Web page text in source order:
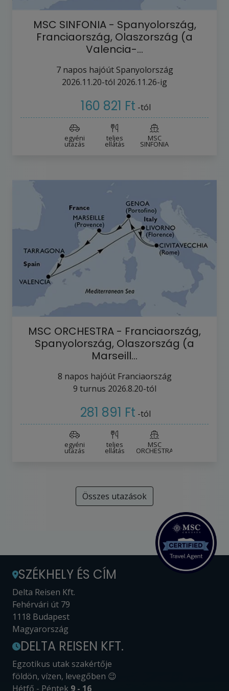
MSC SINFONIA - Spanyolország,
Franciaország, Olaszország (a
Valencia-…
7napos hajóút Spanyolország
2026.11.20-tól 2026.11.26-ig
160 821 Ft -tól
egyéni
utazás
teljes
ellátás
MSC
SINFONIA
MSC ORCHESTRA - Franciaország,
Spanyolország, Olaszország (a
Marseill…
8 napos hajóút Franciaország
9 turnus 2026.8.20-tól
281 891 Ft -tól
egyéni
utazás
teljes
ellátás
MSC
ORCHESTRA
Összes utazások
SZÉKHELY ÉS CÍM
Delta Reisen Kft.
Fehérvári út 79
1118 Budapest
Magyarország
DELTA REISEN KFT.
Egzotikus utak szakértője
földön, vízen, levegőben 😉
Hétfő - Péntek 9 - 16